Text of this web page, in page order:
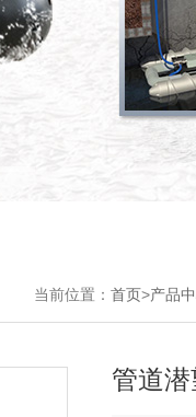
当前位置： 首页>产品
管道